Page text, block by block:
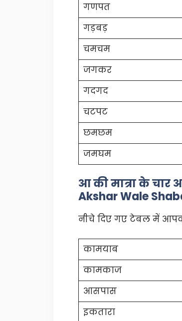
गणपत
गड़बड़
चमचम
जगकर
गदगद
चटपट
छमछम
जमघम
आ की मात्रा के चार
Akshar Wale
नीचे दिए गए टेबल में
कामयाब
कामकाज
आसपास
इकतारा